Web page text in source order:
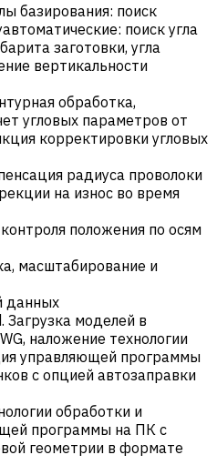
базирования: поиск
поиск угла
заготовки, угла
вертикальности
обработка,
угловых параметров от
корректировки угловых
радиуса проволоки
на износ во время
положения по осям
масштабирование и
данных
Загрузка моделей в
наложение технологии
управляющей программы
с опцией автозаправки
обработки и
программы на ПК с
геометрии в формате